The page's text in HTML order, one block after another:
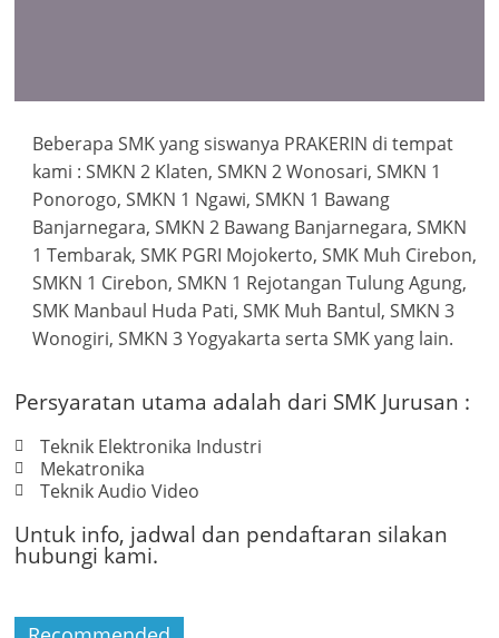
Beberapa SMK yang siswanya PRAKERIN di tempat
kami : SMKN 2 Klaten, SMKN 2 Wonosari, SMKN 1
Ponorogo, SMKN 1 Ngawi, SMKN 1 Bawang
Banjarnegara, SMKN 2 Bawang Banjarnegara, SMKN
1 Tembarak, SMK PGRI Mojokerto, SMK Muh Cirebon,
SMKN 1 Cirebon, SMKN 1 Rejotangan Tulung Agung,
SMK Manbaul Huda Pati, SMK Muh Bantul, SMKN 3
Wonogiri, SMKN 3 Yogyakarta serta SMK yang lain.
Persyaratan utama adalah dari SMK Jurusan :
Teknik Elektronika Industri
Mekatronika
Teknik Audio Video
Untuk info, jadwal dan pendaftaran silakan
hubungi kami.